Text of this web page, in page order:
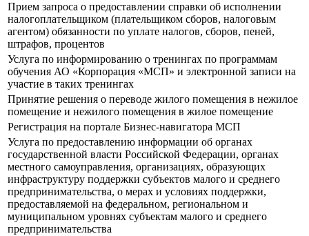
Прием запроса о предоставлении справки об исполнении
налогоплательщиком (плательщиком сборов, налоговым
агентом) обязанности по уплате налогов, сборов, пеней,
штрафов, процентов
Услуга по информированию о тренингах по программам
обучения АО «Корпорация «МСП» и электронной записи на
участие в таких тренингах
Принятие решения о переводе жилого помещения в нежилое
помещение и нежилого помещения в жилое помещение
Регистрация на портале Бизнес-навигатора МСП
Услуга по предоставлению информации об органах
государственной власти Российской Федерации, органах
местного самоуправления, организациях, образующих
инфраструктуру поддержки субъектов малого и среднего
предпринимательства, о мерах и условиях поддержки,
предоставляемой на федеральном, региональном и
муниципальном уровнях субъектам малого и среднего
предпринимательства